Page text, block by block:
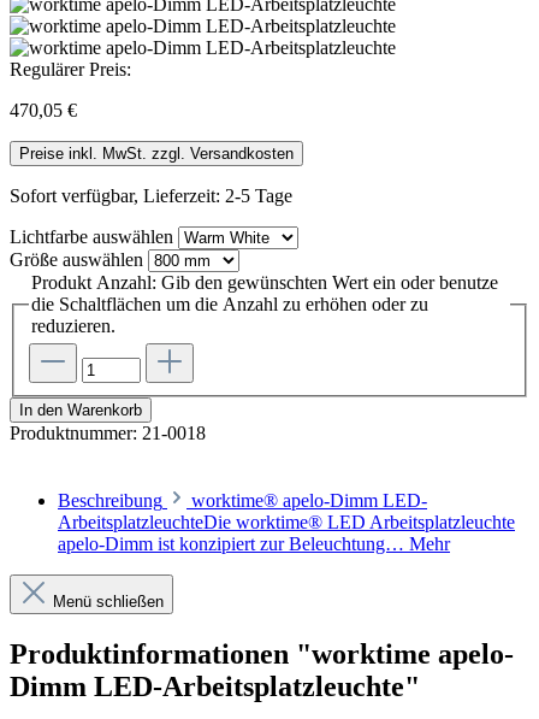
Regulärer Preis:
470,05 €
Preise inkl. MwSt. zzgl. Versandkosten
Sofort verfügbar, Lieferzeit: 2-5 Tage
Lichtfarbe auswählen
Größe auswählen
Produkt Anzahl: Gib den gewünschten Wert ein oder benutze
die Schaltflächen um die Anzahl zu erhöhen oder zu
reduzieren.
In den Warenkorb
Produktnummer: 21-0018
Beschreibung
worktime® apelo-Dimm LED-
ArbeitsplatzleuchteDie worktime® LED Arbeitsplatzleuchte
apelo-Dimm ist konzipiert zur Beleuchtung… Mehr
Menü schließen
Produktinformationen "worktime apelo-
Dimm LED-Arbeitsplatzleuchte"